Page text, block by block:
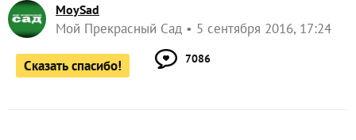
MoySad
Мой Прекрасный Сад 5 сентября 2016, 17:24
Сказать спасибо! 7086